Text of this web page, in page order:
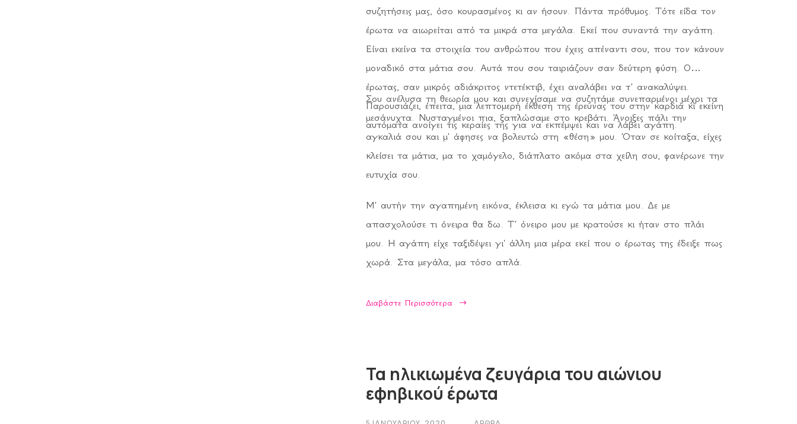
συζητήσεις μας, όσο κουρασμένος κι αν ήσουν. Πάντα πρόθυμος. Τότε είδα τον
έρωτα να αιωρείται από τα μικρά στα μεγάλα. Εκεί που συναντά την αγάπη.
Είναι εκείνα τα στοιχεία του ανθρώπου που έχεις απέναντι σου, που τον κάνουν
μοναδικό στα μάτια σου. Αυτά που σου ταιριάζουν σαν δεύτερη φύση. Ο
έρωτας, σαν μικρός αδιάκριτος ντετέκτιβ, έχει αναλάβει να τ’ ανακαλύψει.
Παρουσιάζει, έπειτα, μια λεπτομερή έκθεση της έρευνας του στην καρδιά κι εκείνη
αυτόματα ανοίγει τις κεραίες της για να εκπέμψει και να λάβει αγάπη.
Σου ανέλυσα τη θεωρία μου και συνεχίσαμε να συζητάμε συνεπαρμένοι μέχρι τα
μεσάνυχτα. Νυσταγμένοι πια, ξαπλώσαμε στο κρεβάτι. Άνοιξες πάλι την
αγκαλιά σου και μ' άφησες να βολευτώ στη «θέση» μου. Όταν σε κοίταξα, είχες
κλείσει τα μάτια, μα το χαμόγελο, διάπλατο ακόμα στα χείλη σου, φανέρωνε την
ευτυχία σου.
Μ’ αυτήν την αγαπημένη εικόνα, έκλεισα κι εγώ τα μάτια μου. Δε με
απασχολούσε τι όνειρα θα δω. Τ’ όνειρο μου με κρατούσε κι ήταν στο πλάι
μου. Η αγάπη είχε ταξιδέψει γι' άλλη μια μέρα εκεί που ο έρωτας της έδειξε πως
χωρά. Στα μεγάλα, μα τόσο απλά.
Διαβάστε Περισσότερα
Τα ηλικιωμένα ζευγάρια του αιώνιου
εφηβικού έρωτα